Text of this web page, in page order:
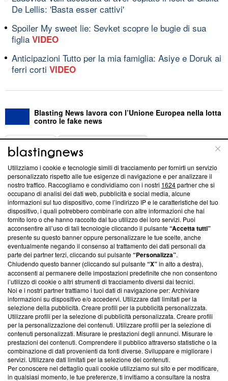
De Lellis: 'Basta esser cattivi'
Spoiler My sweet lie: Sevket scopre le bugie di sua
figlia VIDEO
Anticipazioni Tutto per la mia famiglia: Asiye e Doruk ai
ferri corti VIDEO
Blasting News lavora con l’Unione Europea nella lotta
contro le fake news
ABOUT
Questa sezione offre informazioni trasparenti su Blasting
News, sui nostri processi editoriali e su come ci impegniamo a
creare news di qualità. Inoltre, afferma la nostra aderenza a
‘Trust Project - News with Integrity’Blasting News non è
ancora membro del programma, ma ha richiesto di farne
parte; Trust Project non ha ancora effettuato una verifica di
conformità agli standard.
Su di noi
Team editoriale
Corporate
Redazione
Informativa Privacy
Cookie Policy
Blasting SA, IDI CHE-247.845.224, Via Carlo Frasca, 3 - 6900
Lugano (Svizzera) Tel:+39 0690258937
Utilizziamo i cookie e tecnologie simili di tracciamento per fornirti un servizio
personalizzato rispetto alle tue esigenze di navigazione e per analizzare il
nostro traffico. Raccogliamo e condividiamo con i nostri 1624partner che si
occupano di analisi dei dati web, pubblicità e social media, alcune
informazioni sul tuo dispositivo, come l’indirizzo IP e le caratteristiche del tuo
dispositivo, i quali potrebbero combinarle con altre informazioni che hai
fornito loro o che hanno raccolto dal tuo utilizzo dei loro servizi. Puoi
acconsentire all’uso di tali tecnologie cliccando il pulsante“Accetta tutti”
presente su questo banner oppure personalizzare le tue scelte, anche
eventualmente negando il consenso al trattamento dei dati personali da
parte dei partner terzi, cliccando sul pulsante“Personalizza”.
Chiudendo questo banner (cliccando sul pulsante“X”in alto a destra),
acconsenti al permanere delle impostazioni predefinite che non consentono
l’utilizzo di cookie o altri strumenti di tracciamento diversi dai tecnici.
Noi e i nostri partner trattiamo i tuoi dati di navigazione per: Archiviare
informazioni su dispositivo e/o accedervi. Utilizzare dati limitati per la
selezione della pubblicità. Creare profili per la pubblicità personalizzata.
Utilizzare profili per la selezione di pubblicità personalizzata. Creare profili
per la personalizzazione dei contenuti. Utilizzare profili per la selezione di
contenuti personalizzati. Misurare le prestazioni degli annunci. Misurare le
prestazioni dei contenuti. Comprendere il pubblico attraverso statistiche o la
combinazione di dati provenienti da fonti diverse. Sviluppare e migliorare i
servizi. Utilizzare dati limitati per la selezione dei contenuti.
Per conoscere nel dettaglio quali cookie utilizziamo sul sito e per modificare,
in qualsiasi momento, le tue preferenze, ti invitiamo a consultare la nostra